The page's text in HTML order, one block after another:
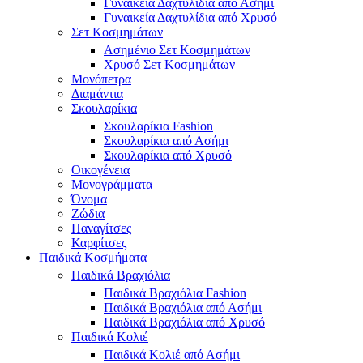
Γυναικεία Δαχτυλίδια από Ασήμι
Γυναικεία Δαχτυλίδια από Χρυσό
Σετ Κοσμημάτων
Ασημένιο Σετ Κοσμημάτων
Χρυσό Σετ Κοσμημάτων
Μονόπετρα
Διαμάντια
Σκουλαρίκια
Σκουλαρίκια Fashion
Σκουλαρίκια από Ασήμι
Σκουλαρίκια από Χρυσό
Οικογένεια
Μονογράμματα
Όνομα
Ζώδια
Παναγίτσες
Καρφίτσες
Παιδικά Κοσμήματα
Παιδικά Βραχιόλια
Παιδικά Βραχιόλια Fashion
Παιδικά Βραχιόλια από Ασήμι
Παιδικά Βραχιόλια από Χρυσό
Παιδικά Κολιέ
Παιδικά Κολιέ από Ασήμι